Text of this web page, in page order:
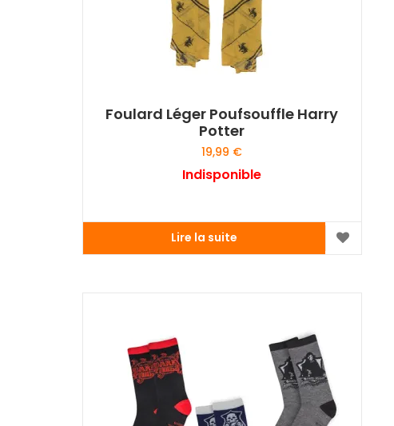
Foulard Léger Poufsouffle Harry
Potter
19,99 €
Indisponible
Lire la suite